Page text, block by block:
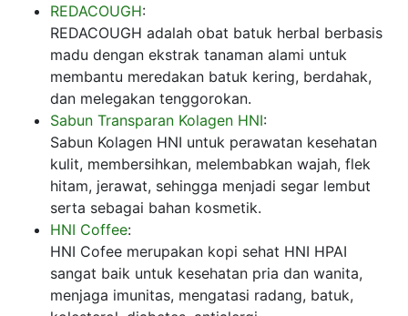
REDACOUGH:
REDACOUGH adalah obat batuk herbal berbasis
madu dengan ekstrak tanaman alami untuk
membantu meredakan batuk kering, berdahak,
dan melegakan tenggorokan.
Sabun Transparan Kolagen HNI:
Sabun Kolagen HNI untuk perawatan kesehatan
kulit, membersihkan, melembabkan wajah, flek
hitam, jerawat, sehingga menjadi segar lembut
serta sebagai bahan kosmetik.
HNI Coffee:
HNI Cofee merupakan kopi sehat HNI HPAI
sangat baik untuk kesehatan pria dan wanita,
menjaga imunitas, mengatasi radang, batuk,